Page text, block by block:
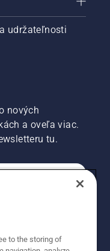
udržateľnosti
nových
a oveľa viac.
tu.
to the storing of